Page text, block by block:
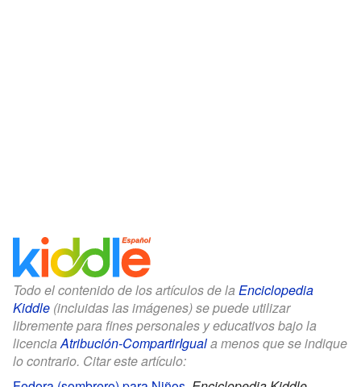
Todo el contenido de los artículos de la Enciclopedia
Kiddle (incluidas las imágenes) se puede utilizar
libremente para fines personales y educativos bajo la
licencia Atribución-CompartirIguala menos que se indique
lo contrario. Citar este artículo: